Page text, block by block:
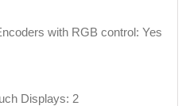
with RGB control: Yes
Displays: 2